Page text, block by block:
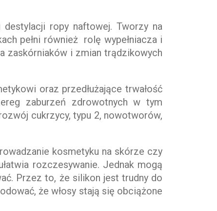
destylacji ropy naftowej. Tworzy na
pełni również rolę wypełniacza i
zaskórniaków i zmian trądzikowych
oraz przedłużające trwałość
zaburzeń zdrowotnych w tym
cukrzycy, typu 2, nowotworów,
kosmetyku na skórze czy
rozczesywanie. Jednak mogą
Przez to, że silikon jest trudny do
że włosy stają się obciążone